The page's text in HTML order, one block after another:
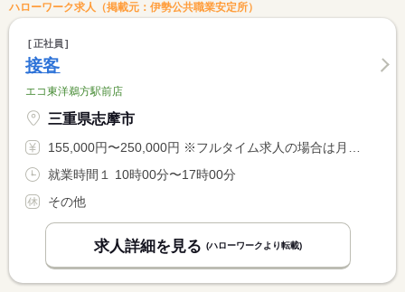
ハローワーク求人（掲載元：伊勢公共職業安定所）
正社員
接客
エコ東洋鵜方駅前店
三重県志摩市
155,000円〜250,000円 ※フルタイム求人の場合は月額（換算額）、パート求人の場合は時間額を表示しています。
就業時間１ 10時00分〜17時00分
その他
求人詳細を見る (ハローワークより転載)